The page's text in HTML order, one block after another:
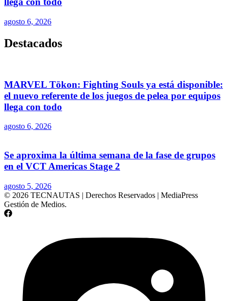
agosto 6, 2026
Destacados
MARVEL Tōkon: Fighting Souls ya está disponible:
el nuevo referente de los juegos de pelea por equipos
llega con todo
agosto 6, 2026
Se aproxima la última semana de la fase de grupos
en el VCT Americas Stage 2
agosto 5, 2026
© 2026 TECNAUTAS | Derechos Reservados | MediaPress
Gestión de Medios.